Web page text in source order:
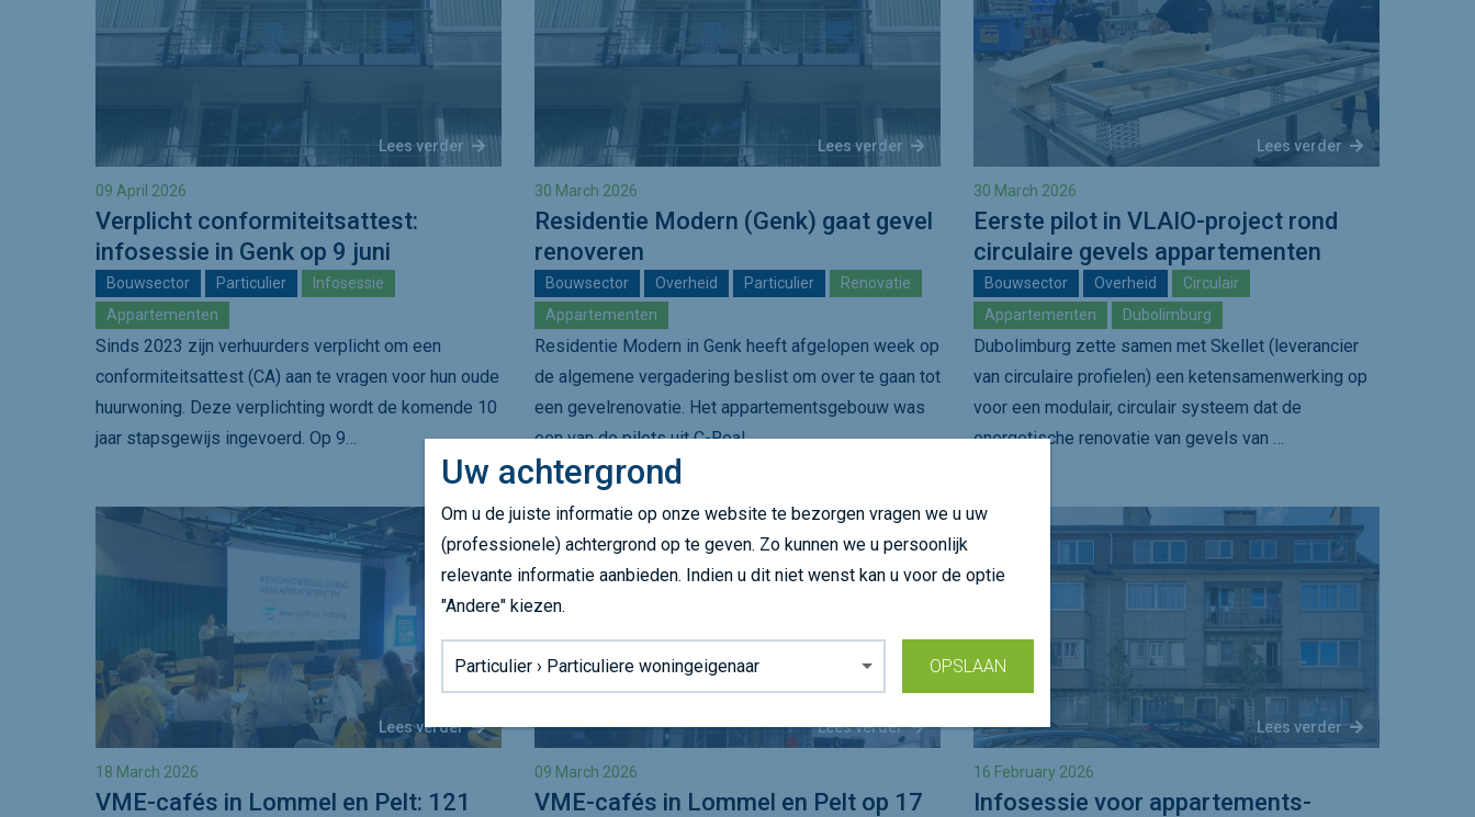
Lees verder
09 April 2026
Verplicht conformiteitsattest:
infosessie in Genk op 9 juni
Bouwsector Particulier
Infosessie
Appartementen
Sinds 2023 zijn verhuurders verplicht om een
conformiteitsattest (CA) aan te vragen voor hun oude
huurwoning. Deze verplichting wordt de komende 10
jaar stapsgewijs ingevoerd. Op 9…
Lees verder
30 March 2026
Residentie Modern (Genk) gaat gevel
renoveren
Bouwsector Overheid Particulier
Renovatie
Appartementen
Residentie Modern in Genk heeft afgelopen week op
de algemene vergadering beslist om over te gaan tot
een gevelrenovatie. Het appartementsgebouw was
een van de pilots uit C-Real,…
Lees verder
30 March 2026
Eerste pilot in VLAIO-project rond
circulaire gevels appartementen
Bouwsector Overheid
Circulair
Appartementen
Dubolimburg
Dubolimburg zette samen met Skellet (leverancier
van circulaire profielen) een ketensamenwerking op
voor een modulair, circulair systeem dat de
energetische renovatie van gevels van …
Lees verder
18 March 2026
VME-cafés in Lommel en Pelt: 121
Lees verder
09 March 2026
VME-cafés in Lommel en Pelt op 17
Lees verder
16 February 2026
Infosessie voor appartements-
Uw achtergrond
Om u de juiste informatie op onze website te bezorgen vragen we u uw
(professionele) achtergrond op te geven. Zo kunnen we u persoonlijk
relevante informatie aanbieden. Indien u dit niet wenst kan u voor de optie
"Andere" kiezen.
Achtergrond:
OPSLAAN